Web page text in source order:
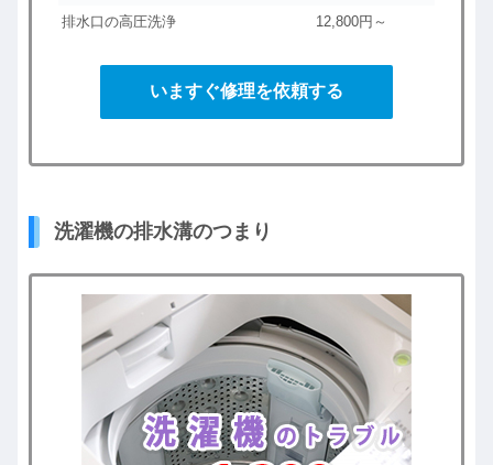
排水口の高圧洗浄
12,800円～
いますぐ修理を依頼する
洗濯機の排水溝のつまり